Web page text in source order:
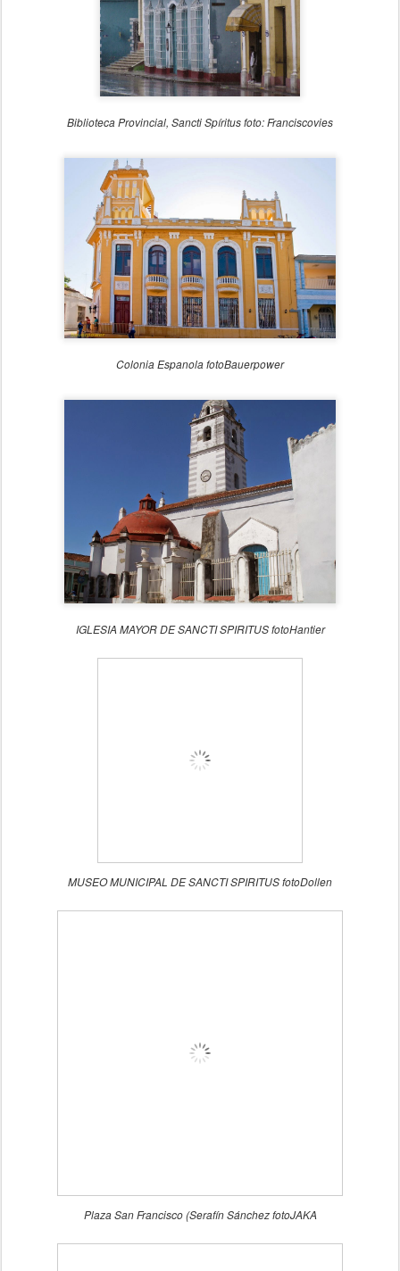
Biblioteca Provincial, Sancti Spíritusfoto: Franciscovies
Colonia Espanola fotoBauerpower
IGLESIA MAYOR DE SANCTI SPIRITUS fotoHantier
MUSEO MUNICIPAL DE SANCTI SPIRITUS fotoDollen
Plaza San Francisco (Serafín Sánchez fotoJAKA